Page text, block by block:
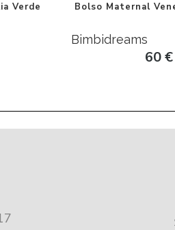
Verde Bolso Maternal
Bimbidreams
60€